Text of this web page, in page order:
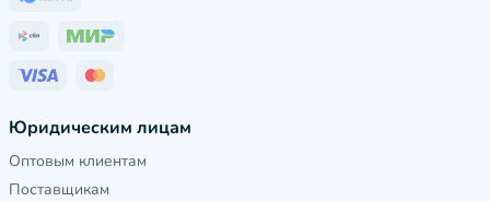
Юридическим лицам
Оптовым клиентам
Поставщикам